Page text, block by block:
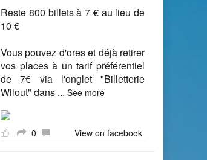
10
Les parcs de loisirs
clientèle
Reste 800 billets à 7 € au lieu de
10 €
Vous pouvez d'ores et déjà retirer
vos places à un tarif préférentiel
de 7€ via l'onglet "Billetterie
Wilout" dans ... See more
0 View on facebook